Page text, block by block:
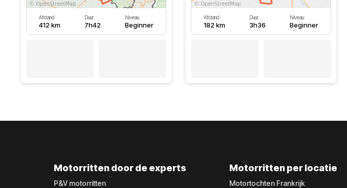
Afstand
412 km
Duur
7h42
Niveau
Beginner
Afstand
182 km
Duur
3h36
Niveau
Beginner
Motorritten door de experts
P&V motorritten
Motorritten per locatie
Motortochten Frankrijk